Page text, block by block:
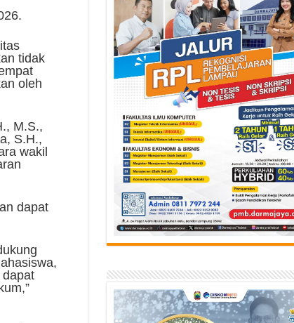
tidak
oleh
M.S.,
S.H.,
wakil
dapat